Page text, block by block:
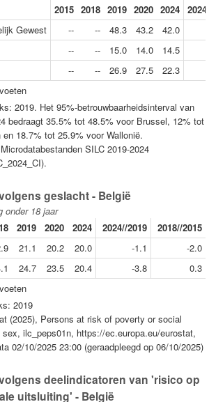
2015 2018 2019 2020 2024 2024//
Gewest
-- -- 48.3 43.2
42.0
-- -- 15.0 14.0
14.5
-- -- 26.9 27.5
22.3
2019. Het 95%-betrouwbaarheidsinterval van
bedraagt 35.5% tot 48.5% voor Brussel, 12% tot
18.7% tot 25.9% voor Wallonië.
SILC 2019-2024
geslacht - België
onder 18 jaar
2019 2020 2024 2024//2019
2018//2015
21.1 20.2 20.0 -1.1
-2.0
24.7 23.5 20.4 -3.8
0.3
2019
(2025), Persons at risk of poverty or social
ilc_peps01n, https://ec.europa.eu/eurostat,
02/10/2025 23:00 (geraadpleegd op 06/10/2025)
deelindicatoren van 'risico op
uitsluiting' - België